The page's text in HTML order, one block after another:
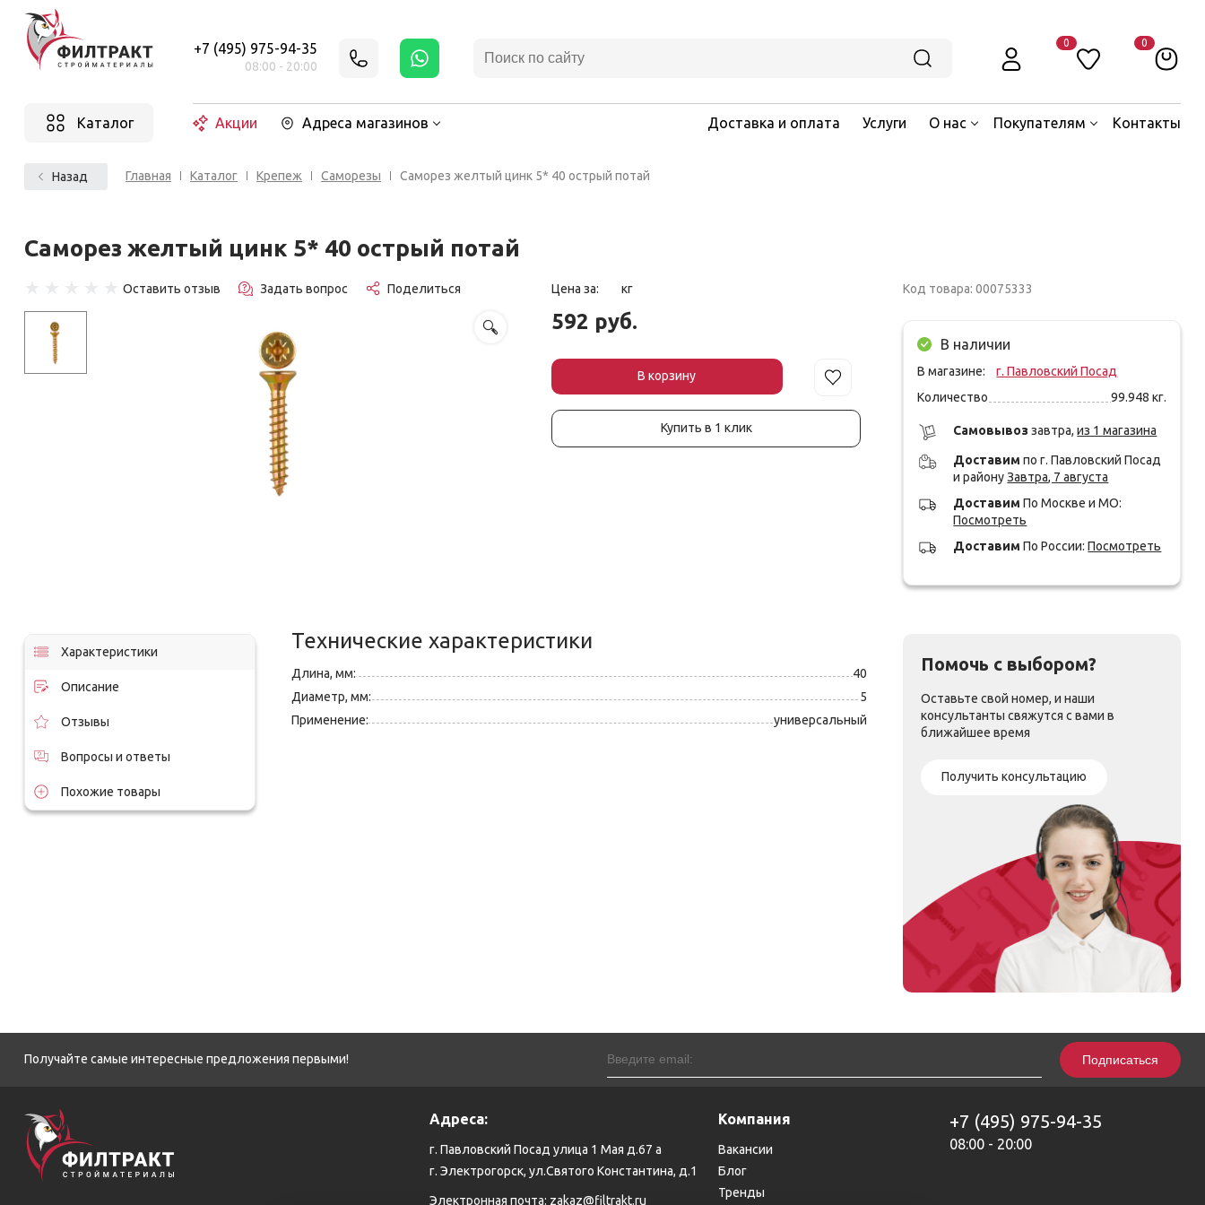
+7 (495) 975-94-35
08:00 - 20:00
0 0
Каталог Акции Адреса магазинов Доставка и оплата Услуги О нас Покупателям Контакты
Назад Главная Каталог Крепеж Саморезы Саморез желтый цинк 5* 40 острый потай
Саморез желтый цинк 5* 40 острый потай
Оставить отзыв Задать вопрос Поделиться Цена за: кг
592 руб.
В корзину
Купить в 1 клик
Код товара: 00075333
В наличии
В магазине:
г. Павловский Посад
Количество
99.948 кг.
Cамовывоз завтра,из 1 магазина
Доставим по г. Павловский Посад
и районуЗавтра, 7 августа
Доставим По Москве и МО:
Посмотреть
Доставим По России:Посмотреть
Характеристики
Описание
Отзывы
Вопросы и ответы
Похожие товары
Технические характеристики
Длина, мм:
40
Диаметр, мм:
5
Применение:
универсальный
Помочь с выбором?
Оставьте свой номер, и наши
консультанты свяжутся с вами в
ближайшее время
Получить консультацию
Получайте самые интересные предложения первыми! Подписаться
Адреса:
г. Павловский Посад улица 1 Мая д.67 а
г. Электрогорск, ул.Святого Константина, д.1
Электронная почта: zakaz@filtrakt.ru
Компания
Вакансии
Блог
Тренды
+7 (495) 975-94-35
08:00 - 20:00